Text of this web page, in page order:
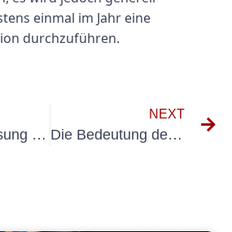
einmal im Jahr eine
durchzuführen.
Anlagenmessung verstehen VDE: Ein Leitfaden für Elektroingenieure
NEXT
Die Bedeutung der Anlagenprüfung Elektro in elektrischen Systemen verstehen